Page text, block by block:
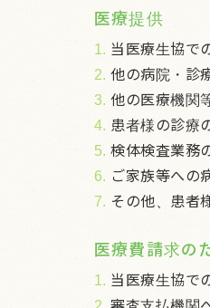
医療提供
1. 当医療生協で
2.他の病院・診
3.他の医療機関
4. 患者様の診療
5.検体検査業務
6. ご家族等への
7. その他、患者
医療費請求の
1. 当医療生協で